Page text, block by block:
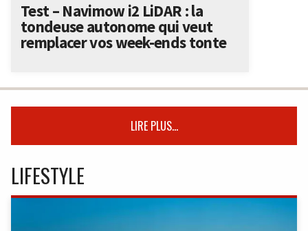
Test – Navimow i2 LiDAR : la
tondeuse autonome qui veut
remplacer vos week-ends tonte
LIRE PLUS...
LIFESTYLE